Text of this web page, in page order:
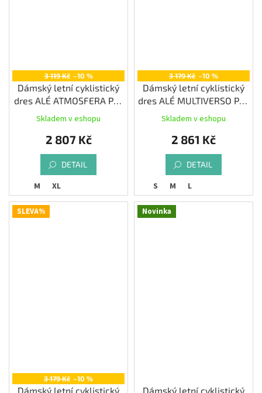
3 119 Kč –10 %
Dámský letní cyklistický
dres ALÉ ATMOSFERA PR-
E, peonia
Skladem v eshopu
2 807 Kč
DETAIL
M XL
3 179 Kč –10 %
Dámský letní cyklistický
dres ALÉ MULTIVERSO PR-
Skladem v eshopu
2 861 Kč
DETAIL
S M L
SLEVA%
3 179 Kč –10 %
Dámský letní cyklistický
Novinka
Dámský letní cyklistický